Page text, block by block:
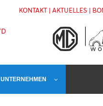
KONTAKT | AKTUELLES |
UNTERNEHMEN